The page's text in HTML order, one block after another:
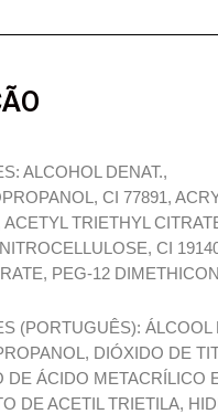
ALCOHOL DENAT.,
CI 77891,
TRIETHYL
CI
PEG-12
(PORTUGUÊS): ÁLCOOL
DIÓXIDO DE
DE ÁCIDO METACRÍLICO
DE ACETIL TRIETILA,